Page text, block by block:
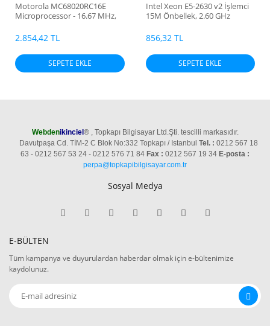
Motorola MC68020RC16E
Microprocessor - 16.67 MHz,
2.854,42 TL
SEPETE EKLE
Intel Xeon E5-2630 v2 İşlemci
15M Önbellek, 2.60 GHz
856,32 TL
SEPETE EKLE
Webdenikinciel ®, Topkapı Bilgisayar Ltd.Şti. tescilli markasıdır.
Davutpaşa Cd. TİM-2 C Blok No:332 Topkapı / Istanbul Tel. : 0212 567 18
63 - 0212 567 53 24 - 0212 576 71 84 Fax : 0212 567 19 34 E-posta :
perpa@topkapibilgisayar.com.tr
Sosyal Medya
E-BÜLTEN
Tüm kampanya ve duyurulardan haberdar olmak için e-bültenimize
kaydolunuz.